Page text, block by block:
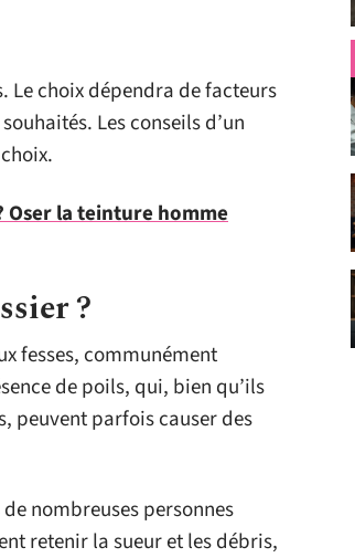
Le choix dépendra de facteurs
Les conseils d’un
Oser la teinture homme
?
fesses, communément
de poils, qui, bien qu’ils
peuvent parfois causer des
nombreuses personnes
retenir la sueur et les débris,